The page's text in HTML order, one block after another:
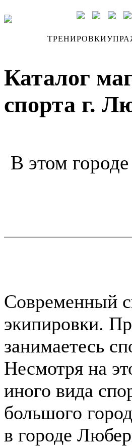
ТРЕНИРОВКИ
Каталог
спорта г.
В этом
Современный
экипировки.
занимаетесь
Несмотря на
иного вида
большого
в городе